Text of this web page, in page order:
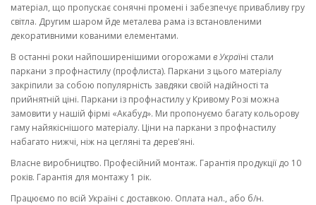
матеріал, що пропускає сонячні промені і забезпечує привабливу гру
світла. Другим шаром йде металева рама із встановленими
декоративними кованими елементами.
В останні роки найпоширенішими огорожами в Україні стали
паркани з профнастилу (профлиста). Паркани з цього матеріалу
закріпили за собою популярність завдяки своїй надійності та
прийнятній ціні. Паркани із профнастилу у Кривому Розі можна
замовити у нашій фірмі «Акабуд». Ми пропонуємо багату кольорову
гаму найякіснішого матеріалу. Ціни на паркани з профнастилу
набагато нижчі, ніж на цегляні та дерев'яні.
Власне виробництво. Професійний монтаж. Гарантія продукції до 10
років. Гарантія для монтажу 1 рік.
Працюємо по всій Україні с доставкою. Оплата нал., або б/н.